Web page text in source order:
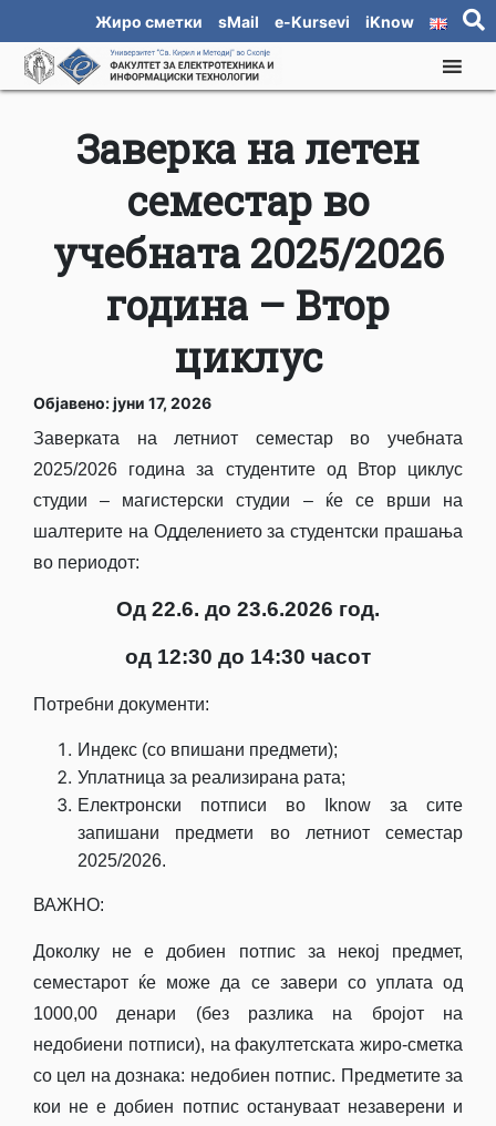
Жиро сметки sMail e-Kursevi iKnow
Заверка на летен
семестар во
учебната 2025/2026
година – Втор
циклус
Објавено: јуни 17, 2026
Заверката на летниот семестар во учебната
2025/2026 година за студентите од Втор циклус
студии – магистерски студии – ќе се врши на
шалтерите на Одделението за студентски прашања
во периодот:
Од 22.6. до 23.6.2026 год.
од 12:30 до 14:30 часот
Потребни документи:
Индекс (со впишани предмети);
Уплатница за реализирана рата;
Електронски потписи во Iknow за сите
запишани предмети во летниот семестар
2025/2026.
ВАЖНО:
Доколку не е добиен потпис за некој предмет,
семестарот ќе може да се завери со уплата од
1000,00 денари (без разлика на бројот на
недобиени потписи), на факултетската жиро-сметка
со цел на дознака: недобиен потпис. Предметите за
кои не е добиен потпис остануваат незаверени и